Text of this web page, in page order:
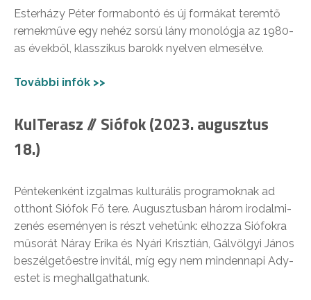
Esterházy Péter formabontó és új formákat teremtő
remekműve egy nehéz sorsú lány monológja az 1980-
as évekből, klasszikus barokk nyelven elmesélve.
További infók >>
KulTerasz // Siófok (2023. augusztus
18.)
Péntekenként izgalmas kulturális programoknak ad
otthont Siófok Fő tere. Augusztusban három irodalmi-
zenés eseményen is részt vehetünk: elhozza Siófokra
műsorát Náray Erika és Nyári Krisztián, Gálvölgyi János
beszélgetőestre invitál, míg egy nem mindennapi Ady-
estet is meghallgathatunk.